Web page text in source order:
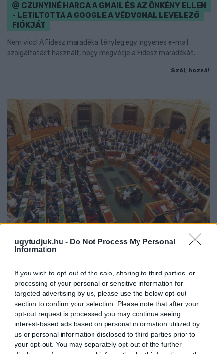
ugytudjuk.hu - Do Not Process My Personal
Information
If you wish to opt-out of the sale, sharing to third parties, or
processing of your personal or sensitive information for
targeted advertising by us, please use the below opt-out
section to confirm your selection. Please note that after your
opt-out request is processed you may continue seeing
interest-based ads based on personal information utilized by
us or personal information disclosed to third parties prior to
your opt-out. You may separately opt-out of the further
CZUNYINÉ HARCA A GMAIL ÉS AZ ÖNKÉNY ELLEN
- LETILTOTTA A GOOGLE A VÉDVONAL LEVELEZŐ
FIÓKJÁT
Nem vicc! A Fidesz maradéka tényleg egy ingyenes e-mail
szolgáltatást használt, hogy megvédje a Fidesz maradékát.
Szólj hozzá!
KEDDEN MEGVÁLASZTHATJA AZ
A TISZA Párt frakciója kezdeményezte az államfőválasztás
augusztus 11-re való kitűzését - a kormánypárti jelölt személye
ugyanakkor egyelőre nem ismert.
Szólj hozzá!